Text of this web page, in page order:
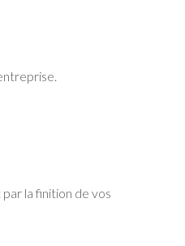
la finition de vos